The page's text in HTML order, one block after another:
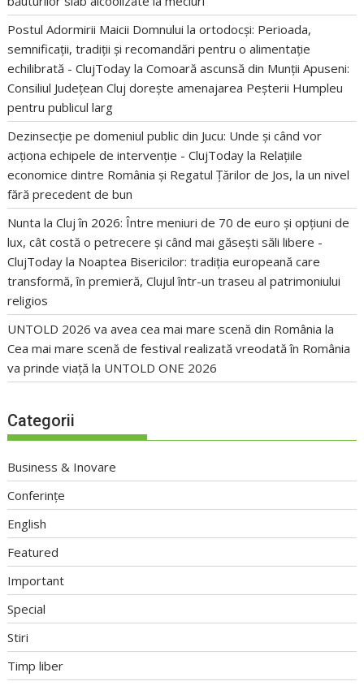
Postul Adormirii Maicii Domnului la ortodocși: Perioada,
semnificații, tradiții și recomandări pentru o alimentație
echilibrată - ClujToday laComoară ascunsă din Munții Apuseni:
Consiliul Județean Cluj dorește amenajarea Peșterii Humpleu
pentru publicul larg
Dezinsecție pe domeniul public din Jucu: Unde și când vor
acționa echipele de intervenție - ClujToday la Relațiile
economice dintre România și Regatul Țărilor de Jos, la un nivel
fără precedent de bun
Nunta la Cluj în 2026: Între meniuri de 70 de euro și opțiuni de
lux, cât costă o petrecere și când mai găsești săli libere -
ClujToday la Noaptea Bisericilor: tradiția europeană care
transformă, în premieră, Clujul într-un traseu al patrimoniului
religios
UNTOLD 2026 va avea cea mai mare scenă din România la
Cea mai mare scenă de festival realizată vreodată în România
va prinde viață la UNTOLD ONE 2026
Categorii
Business & Inovare
Conferințe
English
Featured
Important
Special
Stiri
Timp liber